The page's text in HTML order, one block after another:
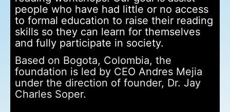
people who have had little or no access
to formal education to raise their reading
skills so they can learn for themselves
and fully participate in society.
Based on Bogota, Colombia, the
foundation is led by CEO Andres Mejia
under the direction of founder, Dr. Jay
Charles Soper.